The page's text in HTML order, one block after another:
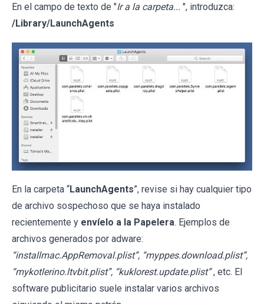
En el campo de texto de "Ir a la carpeta... ", introduzca:
/Library/LaunchAgents
En la carpeta “LaunchAgents”, revise si hay cualquier tipo
de archivo sospechoso que se haya instalado
recientemente y envíelo a la Papelera. Ejemplos de
archivos generados por adware:
“installmac.AppRemoval.plist”, “myppes.download.plist”,
“mykotlerino.ltvbit.plist”, “kuklorest.update.plist” , etc. El
software publicitario suele instalar varios archivos